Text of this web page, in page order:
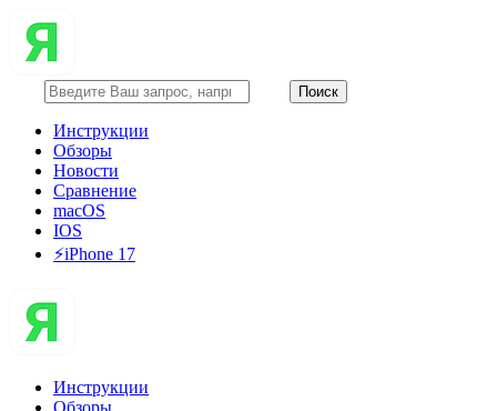
Инструкции
Обзоры
Новости
Сравнение
macOS
IOS
⚡️iPhone 17
Инструкции
Обзоры